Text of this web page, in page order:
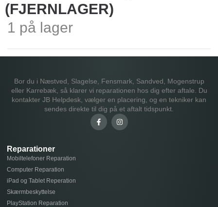
(FJERNLAGER)
1 på lager
Bor du i Næstved, Slagelse, Fensmark, Sandved, Mogenstrup
eller Karrebæk, så klarer vi reparationen hos dig efter aftale. Du
kontakter JB Helpdesk, vælger en placering, og en tekniker kan
sendes direkte til dig på et aftalt tidspunkt.
Reparationer
Mobiltelefoner Reparation
Computer Reparation
iPad og Tablet Reperation
Skærmbeskyttelse
PlayStation Reparation